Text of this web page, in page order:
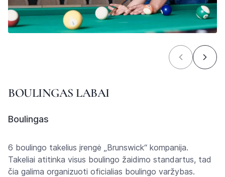
BOULINGAS LABAI
Boulingas
6 boulingo takelius įrengė „Brunswick“ kompanija.
Takeliai atitinka visus boulingo žaidimo standartus, tad
čia galima organizuoti oficialias boulingo varžybas.